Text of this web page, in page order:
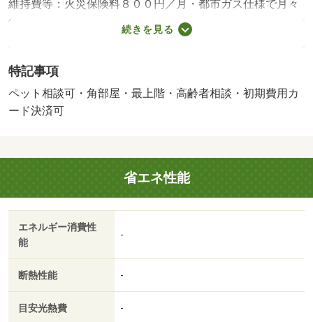
維持費等：火災保険料８００円／月・都市ガス仕様で月々
の光熱費を抑えてご入居可能です！インターネット無料★
ＴＶモニターホン付きでセキュリティ安心◎☆ペット相談
☆
続きを見る
特記事項
ペット相談可・角部屋・最上階・高齢者相談・初期費用カ
ード決済可
省エネ性能
エネルギー消費性
能
-
断熱性能 -
目安光熱費 -